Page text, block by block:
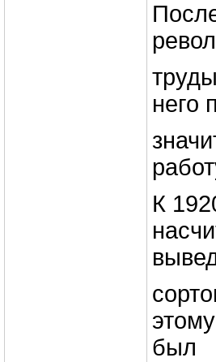
него
К
был